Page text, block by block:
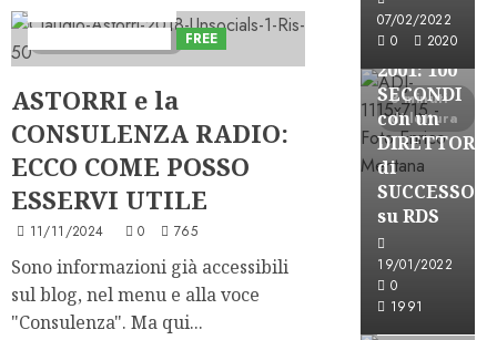
FREE
ASTORRI e la
CONSULENZA RADIO:
ECCO COME POSSO
ESSERVI UTILE
11/11/2024 0 765
Sono informazioni già accessibili
sul blog, nel menu e alla voce
"Consulenza". Ma qui...
07/02/2022
0
2020
3 minuti
di lettura
A-
STORIES-
2001: 100
SECONDI
con un
DIRETTORE
di
SUCCESSO
su RDS
19/01/2022
0
1991
A-Stories